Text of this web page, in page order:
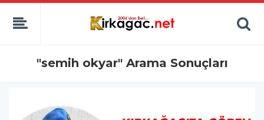
"semih okyar" Arama Sonuçları